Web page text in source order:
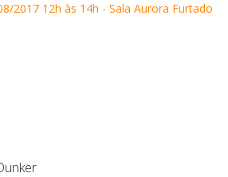
2017 12h às 14h - Sala Aurora Furtado